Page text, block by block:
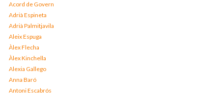
Acord de Govern
Adrià Espineta
Adrià Palmitjavila
Aleix Espuga
Àlex Flecha
Àlex Kinchella
Alexia Gallego
Anna Baró
Antoni Escabrós